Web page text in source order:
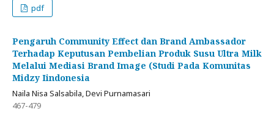
pdf
Pengaruh Community Effect dan Brand Ambassador
Terhadap Keputusan Pembelian Produk Susu Ultra Milk
Melalui Mediasi Brand Image (Studi Pada Komunitas
Midzy Iindonesia
Naila Nisa Salsabila, Devi Purnamasari
467-479